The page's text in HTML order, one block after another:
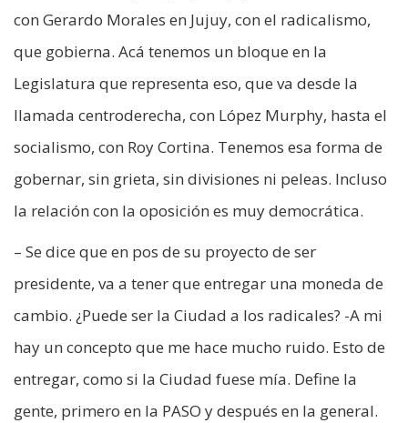
con Gerardo Morales en Jujuy, con el radicalismo,
que gobierna. Acá tenemos un bloque en la
Legislatura que representa eso, que va desde la
llamada centroderecha, con López Murphy, hasta el
socialismo, con Roy Cortina. Tenemos esa forma de
gobernar, sin grieta, sin divisiones ni peleas. Incluso
la relación con la oposición es muy democrática.
– Se dice que en pos de su proyecto de ser
presidente, va a tener que entregar una moneda de
cambio. ¿Puede ser la Ciudad a los radicales? -A mi
hay un concepto que me hace mucho ruido. Esto de
entregar, como si la Ciudad fuese mía. Define la
gente, primero en la PASO y después en la general.